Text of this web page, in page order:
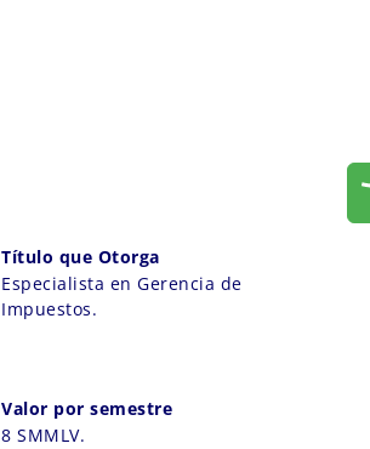
Título que Otorga
Especialista en Gerencia de
Impuestos.
Valor por semestre
8 SMMLV.